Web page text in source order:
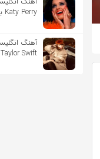
Katy Perry به همراه متن و ترجمه مجزا
Taylor Swift به همراه متن و ترجمه مجزا